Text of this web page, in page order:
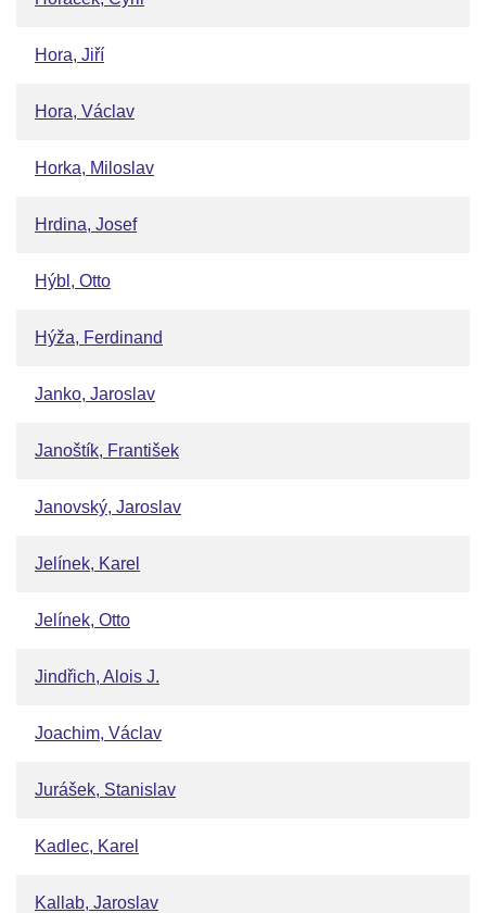
Hora, Jiří
Hora, Václav
Horka, Miloslav
Hrdina, Josef
Hýbl, Otto
Hýža, Ferdinand
Janko, Jaroslav
Janoštík, František
Janovský, Jaroslav
Jelínek, Karel
Jelínek, Otto
Jindřich, Alois J.
Joachim, Václav
Jurášek, Stanislav
Kadlec, Karel
Kallab, Jaroslav